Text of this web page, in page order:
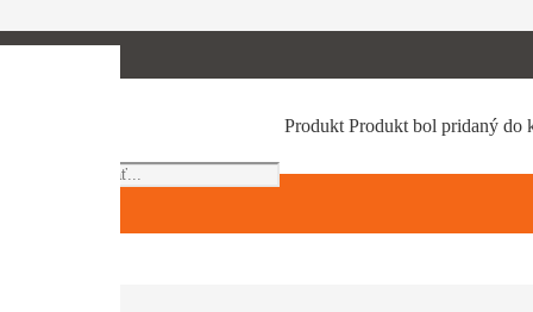
Products
search
Produkt Produkt bol pridaný do